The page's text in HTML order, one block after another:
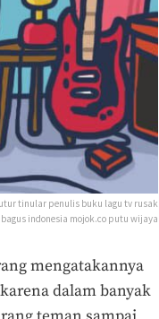
tinular penulis buku lagu tv rusak
indonesia mojok.co putu wijaya
mengatakannya
dalam banyak